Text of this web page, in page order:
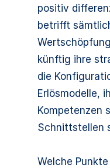
positiv
betrifft
künftig ihre
die
Erlösmodelle,
Kompetenzen
Schnittstellen
Welche Punkte